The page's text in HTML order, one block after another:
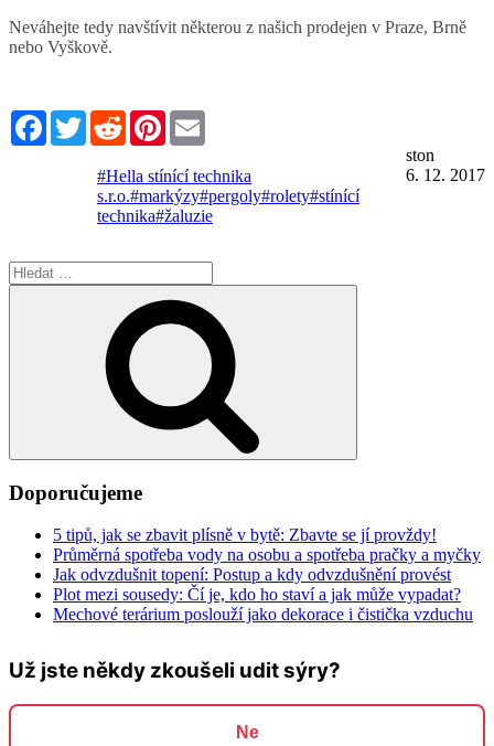
Neváhejte tedy navštívit některou z našich prodejen v Praze, Brně
nebo Vyškově.
FacebookTwitterRedditPinterest
ston
6. 12. 2017
#Hella stínící technika
s.r.o.#markýzy#pergoly#rolety#stínící
technika#žaluzie
Hledat:
Doporučujeme
5 tipů, jak se zbavit plísně v bytě: Zbavte se jí provždy!
Průměrná spotřeba vody na osobu a spotřeba pračky a myčky
Jak odvzdušnit topení: Postup a kdy odvzdušnění provést
Plot mezi sousedy: Čí je, kdo ho staví a jak může vypadat?
Mechové terárium poslouží jako dekorace i čistička vzduchu
Už jste někdy zkoušeli udit sýry?
Ne